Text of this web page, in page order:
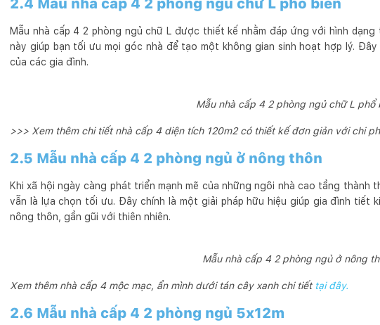
2.4 Mẫu nhà cấp 4 2 phòng ngủ chữ L phổ biến
Mẫu nhà cấp 4 2 phòng ngủ chữ L được thiết kế nhằm đáp ứng với hình
này giúp bạn tối ưu mọi góc nhà để tạo một không gian sinh hoạt hợp lý.
của các gia đình.
Mẫu nhà cấp 4 2 phòng ngủ chữ L phổ
>>> Xem thêm chi tiết nhà cấp 4 diện tích 120m2 có thiết kế đơn giản với chi
2.5 Mẫu nhà cấp 4 2 phòng ngủ ở nông thôn
Khi xã hội ngày càng phát triển mạnh mẽ của những ngôi nhà cao tầng thành
vẫn là lựa chọn tối ưu. Đây chính là một giải pháp hữu hiệu giúp gia đình tiết
nông thôn, gần gũi với thiên nhiên.
Mẫu nhà cấp 4 2 phòng ngủ ở nông
Xem thêm nhà cấp 4 mộc mạc, ẩn mình dưới tán cây xanh chi tiết tại đây.
2.6 Mẫu nhà cấp 4 2 phòng ngủ 5x12m